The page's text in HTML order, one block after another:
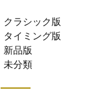
クラシック版
タイミング版
新品版
未分類